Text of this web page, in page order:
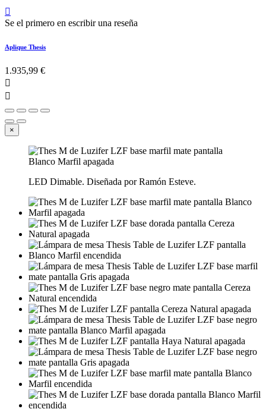

Se el primero en escribir una reseña
Aplique Thesis
1.935,99 €


×
LED Dimable. Diseñada por Ramón Esteve.